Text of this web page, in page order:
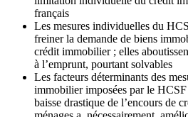
français
Les mesures individuelles du
freiner la demande de biens
crédit immobilier ; elles
à l’emprunt, pourtant solvables
Les facteurs déterminants des
immobilier imposées par le
baisse drastique de l’encours de